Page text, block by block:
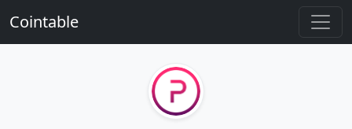
Cointable